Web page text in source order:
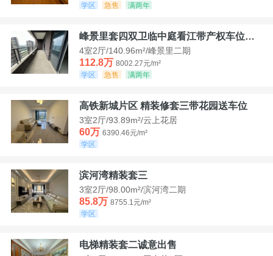
学区
急售 满两年
峰景里套四双卫临中庭看江带产权车位诚售
4室2厅/140.96m²/峰景里二期
112.8万 8002.27元/m²
学区
急售 满两年
高铁新城片区 精装修套三带花园送车位
3室2厅/93.89m²/云上花居
60万 6390.46元/m²
学区
滨河湾精装套三
3室2厅/98.00m²/滨河湾二期
85.8万 8755.1元/m²
学区
电梯精装套二诚意出售